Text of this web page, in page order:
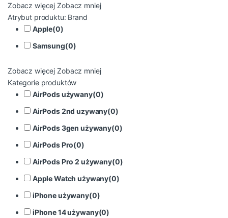
Zobacz więcej Zobacz mniej
Atrybut produktu: Brand
Apple(0)
Samsung(0)
Zobacz więcej Zobacz mniej
Kategorie produktów
AirPods używany(0)
AirPods 2nd uzywany(0)
AirPods 3gen używany(0)
AirPods Pro(0)
AirPods Pro 2 używany(0)
Apple Watch używany(0)
iPhone używany(0)
iPhone 14 używany(0)